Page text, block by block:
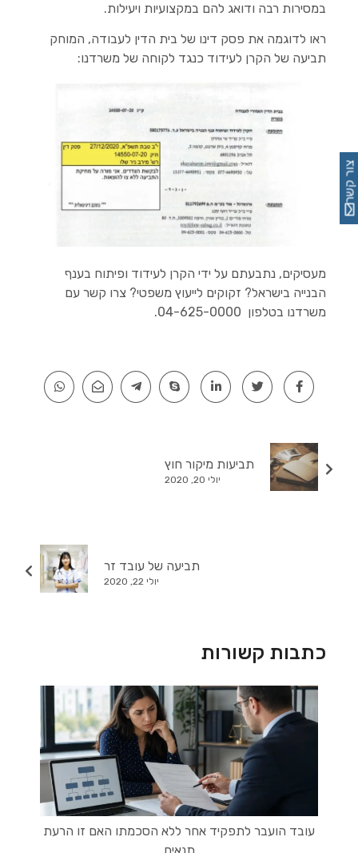
במסירות רבה ודואג להם במקצועיות ויעילות.
ראו לדוגמה את פסק דינו של בית הדין לעבודה, המוחק
תביעה של הקרן לעידוד כנגד לקוחה של משרדנו:
מעסיקים, נתבעתם על ידי הקרן לעידוד ופיתוח בענף
הבנייה בישראל? זקוקים לייעוץ משפטי? צרו קשר עם
משרדנו בטלפון 04-625-0000.
תביעות מיקור חוץ
יולי 20, 2020
תביעה של עובד זר
יולי 22, 2020
כתבות קשורות
עובד הועבר לתפקיד אחר ללא הסכמתו האם זו הרעת
צור קשר